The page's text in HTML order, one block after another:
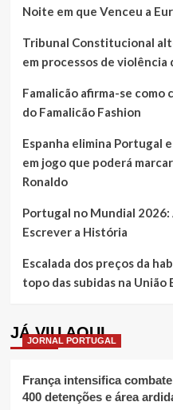
Noite em que Venceu a
Tribunal Constitucional
em processos de violência
Famalicão afirma-se como
do Famalicão Fashion
Espanha elimina Portugal
em jogo que poderá
Ronaldo
Portugal no Mundial 2026:
Escrever a História
Escalada dos preços da
topo das subidas na União
JÁ VIU AQUI
JORNAL PORTUGAL
França intensifica
400 detenções e área